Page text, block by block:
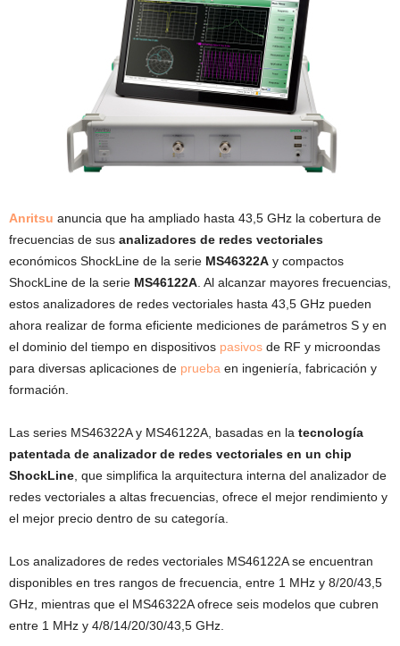
Anritsu anuncia que ha ampliado hasta 43,5 GHz la cobertura de
frecuencias de sus analizadores de redes vectoriales
económicos ShockLine de la serie MS46322A y compactos
ShockLine de la serie MS46122A . Al alcanzar mayores frecuencias,
estos analizadores de redes vectoriales hasta 43,5 GHz pueden
ahora realizar de forma eficiente mediciones de parámetros S y en
el dominio del tiempo en dispositivos pasivos de RF y microondas
para diversas aplicaciones de prueba en ingeniería, fabricación y
formación.
Las series MS46322A y MS46122A, basadas en la tecnología
patentada de analizador de redes vectoriales en un chip
ShockLine , que simplifica la arquitectura interna del analizador de
redes vectoriales a altas frecuencias, ofrece el mejor rendimiento y
el mejor precio dentro de su categoría.
Los analizadores de redes vectoriales MS46122A se encuentran
disponibles en tres rangos de frecuencia, entre 1 MHz y 8/20/43,5
GHz, mientras que el MS46322A ofrece seis modelos que cubren
entre 1 MHz y 4/8/14/20/30/43,5 GHz.